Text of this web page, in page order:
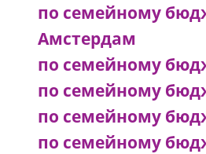
по семейному
Амстердам
по семейному
по семейному
по семейному
по семейному